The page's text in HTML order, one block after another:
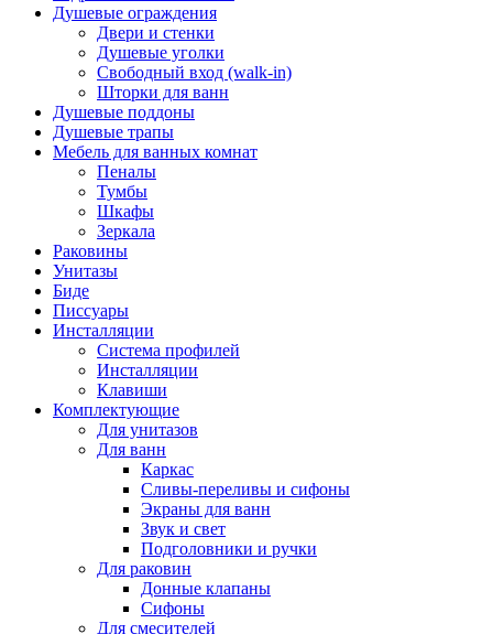
Душевые ограждения
Двери и стенки
Душевые уголки
Свободный вход (walk-in)
Шторки для ванн
Душевые поддоны
Душевые трапы
Мебель для ванных комнат
Пеналы
Тумбы
Шкафы
Зеркала
Раковины
Унитазы
Биде
Писсуары
Инсталляции
Система профилей
Инсталляции
Клавиши
Комплектующие
Для унитазов
Для ванн
Каркас
Сливы-переливы и сифоны
Экраны для ванн
Звук и свет
Подголовники и ручки
Для раковин
Донные клапаны
Сифоны
Для смесителей